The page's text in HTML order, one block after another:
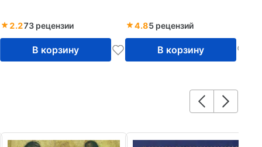
2.273 рецензии
В корзину
4.85 рецензий
В корзину